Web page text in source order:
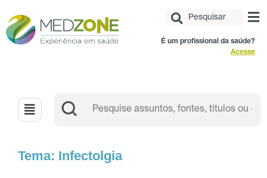
É um profissional da saúde?
Acesse
Tema: Infectolgia